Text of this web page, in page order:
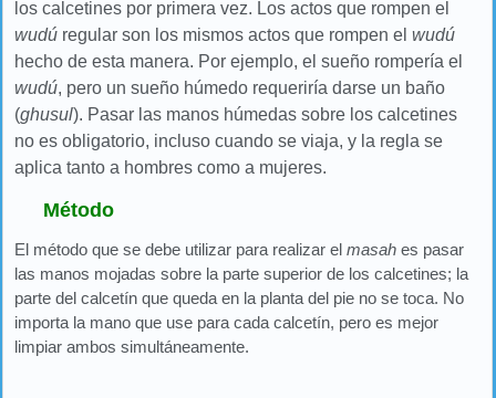
los calcetines por primera vez. Los actos que rompen el
wudú regular son los mismos actos que rompen el wudú
hecho de esta manera. Por ejemplo, el sueño rompería el
wudú, pero un sueño húmedo requeriría darse un baño
(ghusul). Pasar las manos húmedas sobre los calcetines
no es obligatorio, incluso cuando se viaja, y la regla se
aplica tanto a hombres como a mujeres.
Método
El método que se debe utilizar para realizar el masah es pasar
las manos mojadas sobre la parte superior de los calcetines; la
parte del calcetín que queda en la planta del pie no se toca. No
importa la mano que use para cada calcetín, pero es mejor
limpiar ambos simultáneamente.